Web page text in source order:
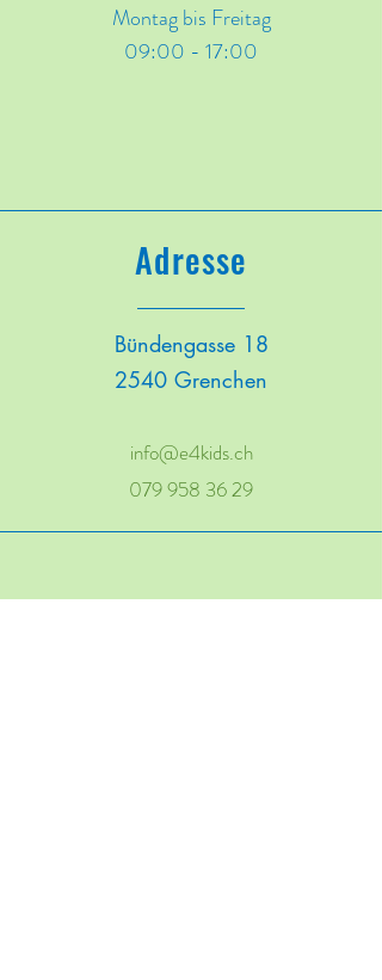
Montag bis Freitag
09:00 - 17:00
Adresse
Bündengasse 18
2540 Grenchen
info@e4kids.ch
079 958 36 29